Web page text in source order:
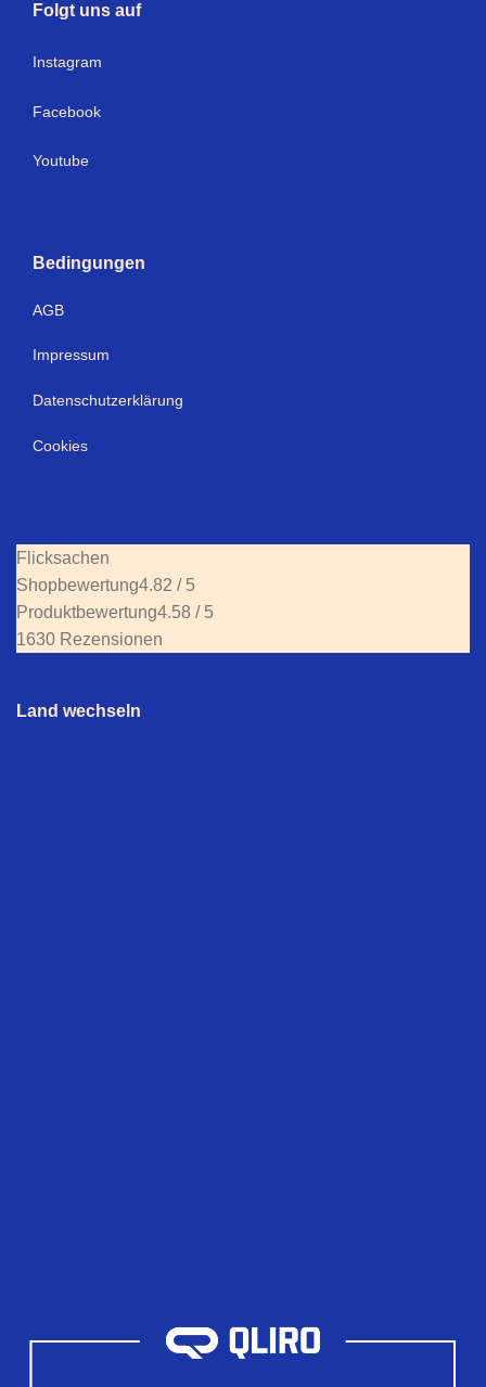
Folgt uns auf
Instagram
Facebook
Youtube
Bedingungen
AGB
Impressum
Datenschutzerklärung
Cookies
Flicksachen
Shopbewertung4.82 / 5
Produktbewertung4.58 / 5
1630 Rezensionen
Land wechseln